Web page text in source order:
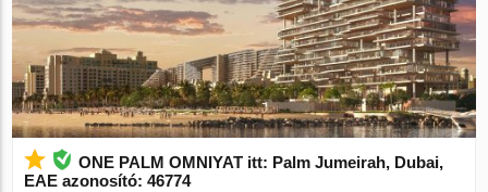
ONE PALM OMNIYAT itt: Palm Jumeirah, Dubai,
EAE azonosító: 46774